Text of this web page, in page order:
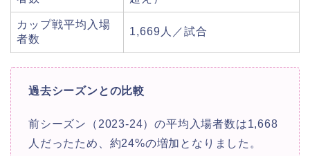
カップ戦平均入場
者数
1,669人／試合
過去シーズンとの比較
前シーズン（2023-24）の平均入場者数は1,668
人だったため、約24%の増加となりました。